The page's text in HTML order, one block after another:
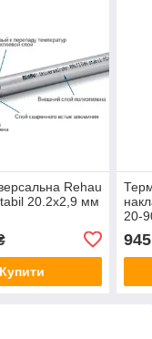
Rehau
20.2х2,9 мм
Купити
20-
945